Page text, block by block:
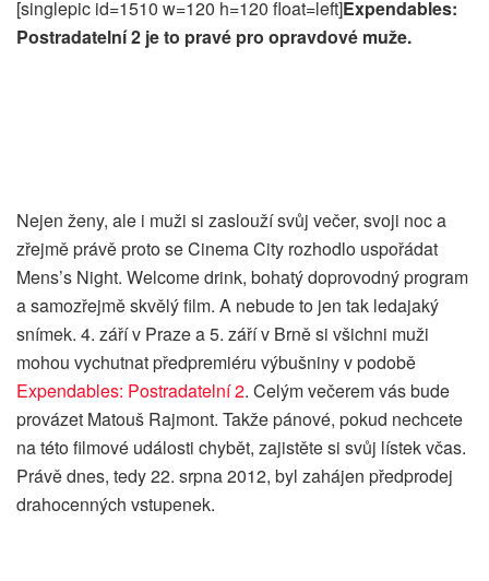
[singlepic id=1510 w=120 h=120 float=left]Expendables:
Postradatelní 2 je to pravé pro opravdové muže.
Nejen ženy, ale i muži si zaslouží svůj večer, svoji noc a
zřejmě právě proto se Cinema City rozhodlo uspořádat
Mens’s Night. Welcome drink, bohatý doprovodný program
a samozřejmě skvělý film. A nebude to jen tak ledajaký
snímek. 4. září v Praze a 5. září v Brně si všichni muži
mohou vychutnat předpremiéru výbušniny v podobě
Expendables: Postradatelní 2. Celým večerem vás bude
provázet Matouš Rajmont. Takže pánové, pokud nechcete
na této filmové události chybět, zajistěte si svůj lístek včas.
Právě dnes, tedy 22. srpna 2012, byl zahájen předprodej
drahocenných vstupenek.